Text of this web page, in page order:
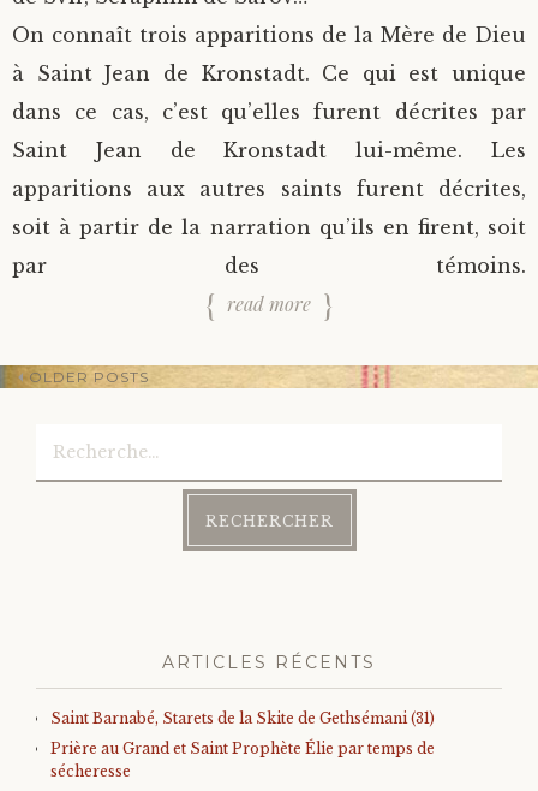
On connaît trois apparitions de la Mère de Dieu
à Saint Jean de Kronstadt. Ce qui est unique
dans ce cas, c’est qu’elles furent décrites par
Saint Jean de Kronstadt lui-même. Les
apparitions aux autres saints furent décrites,
soit à partir de la narration qu’ils en firent, soit
par des témoins.
read more
Post
navigation
OLDER POSTS
ARTICLES RÉCENTS
Saint Barnabé, Starets de la Skite de Gethsémani (31)
Prière au Grand et Saint Prophète Élie par temps de
sécheresse